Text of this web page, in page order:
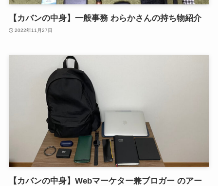
【カバンの中身】一般事務 わらかさんの持ち物紹介
2022年11月27日
【カバンの中身】Webマーケター兼ブロガー のアー